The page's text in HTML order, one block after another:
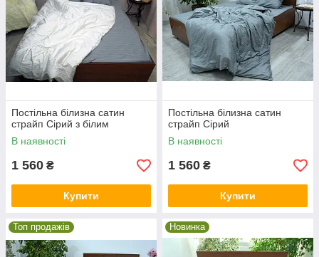
Постільна білизна сатин
страйп Сірий з білим
В наявності
1 560 ₴
Купити
Постільна білизна сатин
страйп Сірий
В наявності
1 560 ₴
Купити
Топ продажів Новинка